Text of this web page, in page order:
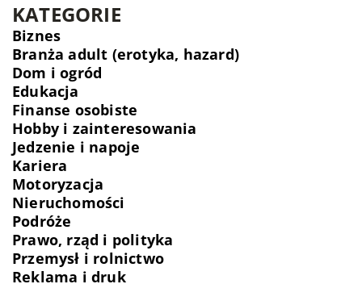
KATEGORIE
Biznes
Branża adult (erotyka, hazard)
Dom i ogród
Edukacja
Finanse osobiste
Hobby i zainteresowania
Jedzenie i napoje
Kariera
Motoryzacja
Nieruchomości
Podróże
Prawo, rząd i polityka
Przemysł i rolnictwo
Reklama i druk